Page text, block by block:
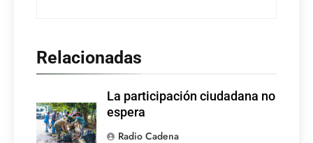
Relacionadas
La participación ciudadana no
espera
Radio Cadena